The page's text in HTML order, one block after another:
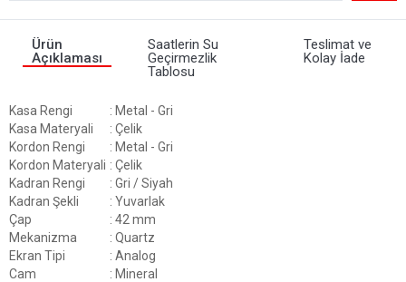
Ürün
Açıklaması
Saatlerin Su
Geçirmezlik
Tablosu
Teslimat ve
Kolay İade
Kasa Rengi
: Metal - Gri
Kasa Materyali
: Çelik
Kordon Rengi
: Metal - Gri
Kordon Materyali : Çelik
Kadran Rengi
: Gri / Siyah
Kadran Şekli
: Yuvarlak
Çap
: 42 mm
Mekanizma
: Quartz
Ekran Tipi
: Analog
Cam
: Mineral